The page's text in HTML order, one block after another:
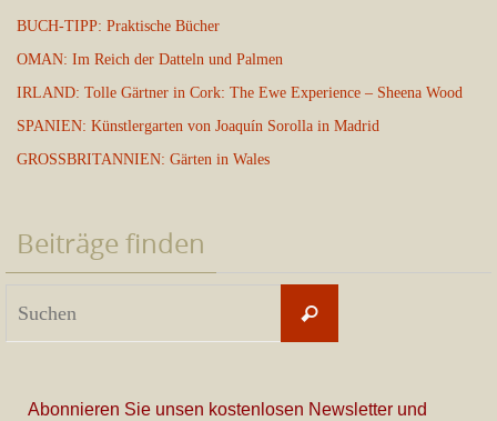
BUCH-TIPP: Praktische Bücher
OMAN: Im Reich der Datteln und Palmen
IRLAND: Tolle Gärtner in Cork: The Ewe Experience – Sheena Wood
SPANIEN: Künstlergarten von Joaquín Sorolla in Madrid
GROSSBRITANNIEN: Gärten in Wales
Beiträge finden
Suchen
Abonnieren Sie unsen kostenlosen Newsletter und